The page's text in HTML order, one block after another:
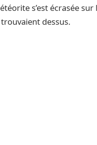
s’est écrasée
dessus.